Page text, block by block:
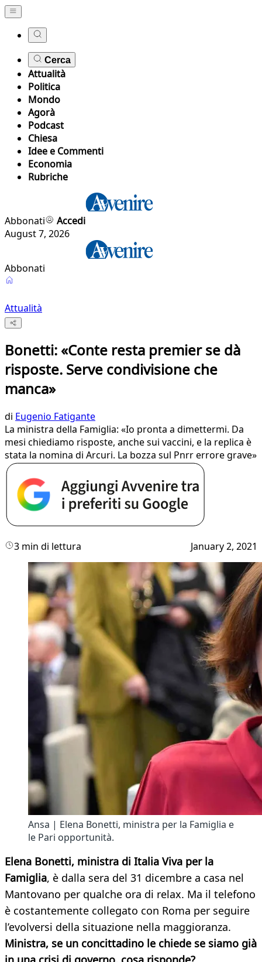
Cerca
Attualità
Politica
Mondo
Agorà
Podcast
Chiesa
Idee e Commenti
Economia
Rubriche
Abbonati
Accedi
August 7, 2026
Abbonati
Attualità
Bonetti: «Conte resta premier se dà
risposte. Serve condivisione che
manca»
di Eugenio Fatigante
La ministra della Famiglia: «Io pronta a dimettermi. Da
mesi chiediamo risposte, anche sui vaccini, e la replica è
stata la nomina di Arcuri. La bozza sul Pnrr errore grave»
3 min di lettura January 2, 2021
Ansa | Elena Bonetti, ministra per la Famiglia e
le Pari opportunità.
Elena Bonetti, ministra di Italia Viva per la
Famiglia, è dalla sera del 31 dicembre a casa nel
Mantovano per qualche ora di relax. Ma il telefono
è costantemente collegato con Roma per seguire
l’evolversi della situazione nella maggioranza.
Ministra, se un concittadino le chiede se siamo già